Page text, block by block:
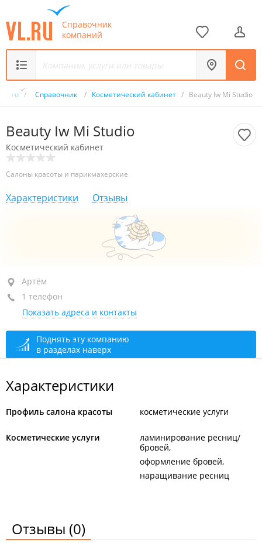
Справочник
компаний
VL.ru / Справочник / Косметический кабинет / Beauty Iw Mi Studio
Beauty Iw Mi Studio
Косметический кабинет
Салоны красоты и парикмахерские
Характеристики Отзывы
Артём, ул. Фрунзе, 54
+7 914 714-69-31
закрыто, откроется в 10:00
Артём
1 телефон
Показать адреса и контакты
Поднять эту компанию
в разделах наверх
Характеристики
Профиль салона красоты косметические услуги
Косметические услуги
ламинирование ресниц/
бровей
оформление бровей
наращивание ресниц
Отзывы (0)